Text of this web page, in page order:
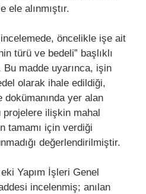
ele alınmıştır.
öncelikle işe ait
türü ve bedeli” başlıklı
Bu madde uyarınca, işin
olarak ihale edildiği,
yer alan
ilişkin mahal
tamamı için verdiği
değerlendirilmiştir.
Yapım İşleri Genel
incelenmiş; anılan